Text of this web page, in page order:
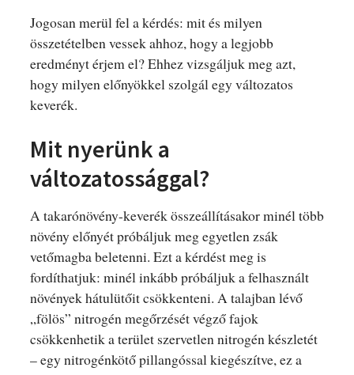
Jogosan merül fel a kérdés: mit és milyen
összetételben vessek ahhoz, hogy a legjobb
eredményt érjem el? Ehhez vizsgáljuk meg azt,
hogy milyen előnyökkel szolgál egy változatos
keverék.
Mit nyerünk a
változatossággal?
A takarónövény-keverék összeállításakor minél több
növény előnyét próbáljuk meg egyetlen zsák
vetőmagba beletenni. Ezt a kérdést meg is
fordíthatjuk: minél inkább próbáljuk a felhasznált
növények hátulütőit csökkenteni. A talajban lévő
„fölös” nitrogén megőrzését végző fajok
csökkenhetik a terület szervetlen nitrogén készletét
– egy nitrogénkötő pillangóssal kiegészítve, ez a